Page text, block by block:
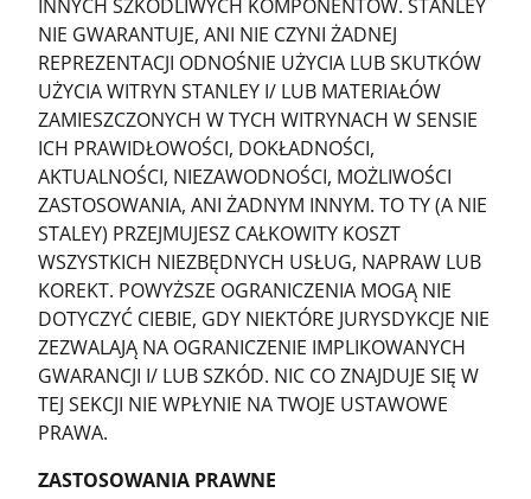
INNYCH SZKODLIWYCH KOMPONENTÓW. STANLEY
NIE GWARANTUJE, ANI NIE CZYNI ŻADNEJ
REPREZENTACJI ODNOŚNIE UŻYCIA LUB SKUTKÓW
UŻYCIA WITRYN STANLEY I/ LUB MATERIAŁÓW
ZAMIESZCZONYCH W TYCH WITRYNACH W SENSIE
ICH PRAWIDŁOWOŚCI, DOKŁADNOŚCI,
AKTUALNOŚCI, NIEZAWODNOŚCI, MOŻLIWOŚCI
ZASTOSOWANIA, ANI ŻADNYM INNYM. TO TY (A NIE
STALEY) PRZEJMUJESZ CAŁKOWITY KOSZT
WSZYSTKICH NIEZBĘDNYCH USŁUG, NAPRAW LUB
KOREKT. POWYŻSZE OGRANICZENIA MOGĄ NIE
DOTYCZYĆ CIEBIE, GDY NIEKTÓRE JURYSDYKCJE NIE
ZEZWALAJĄ NA OGRANICZENIE IMPLIKOWANYCH
GWARANCJI I/ LUB SZKÓD. NIC CO ZNAJDUJE SIĘ W
TEJ SEKCJI NIE WPŁYNIE NA TWOJE USTAWOWE
PRAWA.
ZASTOSOWANIA PRAWNE